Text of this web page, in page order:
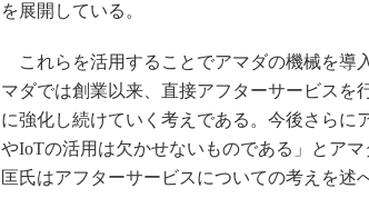
を展開している。
これらを活用することでアマダの機械を導
マダでは創業以来、直接アフターサービスを
に強化し続けていく考えである。今後さらに
やIoTの活用は欠かせないものである」とア
匡氏はアフターサービスについての考えを述